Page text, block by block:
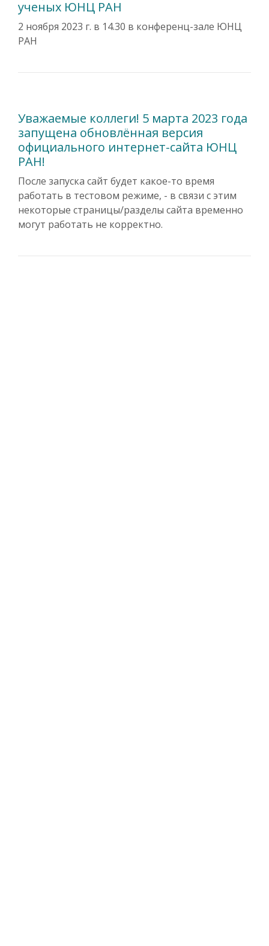
ученых ЮНЦ РАН
2 ноября 2023 г. в 14.30 в конференц-зале ЮНЦ
РАН
Уважаемые коллеги! 5 марта 2023 года
запущена обновлённая версия
официального интернет-сайта ЮНЦ
РАН!
После запуска сайт будет какое-то время
работать в тестовом режиме, - в связи с этим
некоторые страницы/разделы сайта временно
могут работать не корректно.